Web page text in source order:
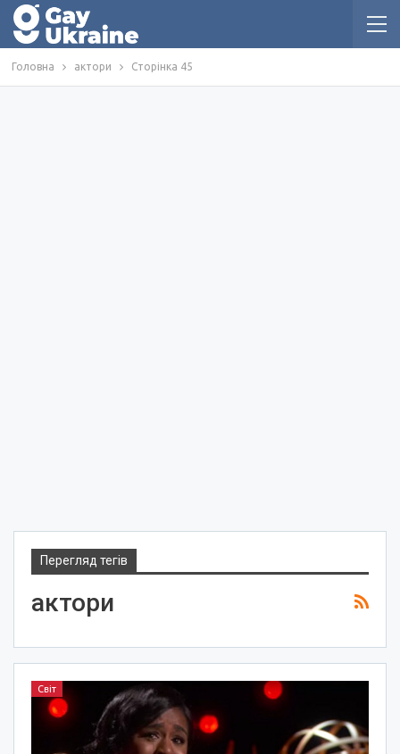
Головна актори Сторінка 45
Перегляд тегів
актори
Світ